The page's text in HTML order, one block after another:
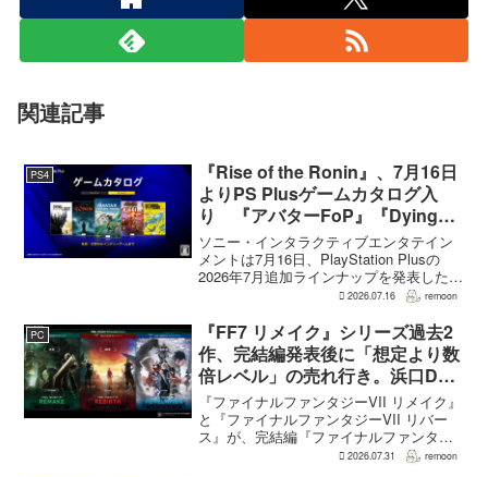
関連記事
PS4
『Rise of the Ronin』、7月16日
よりPS Plusゲームカタログ入
り 『アバターFoP』『Dying
Light』なども順次配信
ソニー・インタラクティブエンタテイン
メントは7月16日、PlayStation Plusの
2026年7月追加ラインナップを発表した。
幕末の日本を舞台とするTeam NINJAのオ
the Ron...
2026.07.16 remoon
PC
『FF7 リメイク』シリーズ過去2
作、完結編発表後に「想定より数
倍レベル」の売れ行き。浜口Dが
明かす
『ファイナルファンタジーVII リメイク』
と『ファイナルファンタジーVII リバー
ス』が、完結編『ファイナルファンタジ
ーVII リベレーション』の発表後、「我々
2026.07.31 remoon